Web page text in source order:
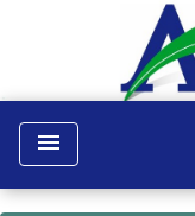
menu